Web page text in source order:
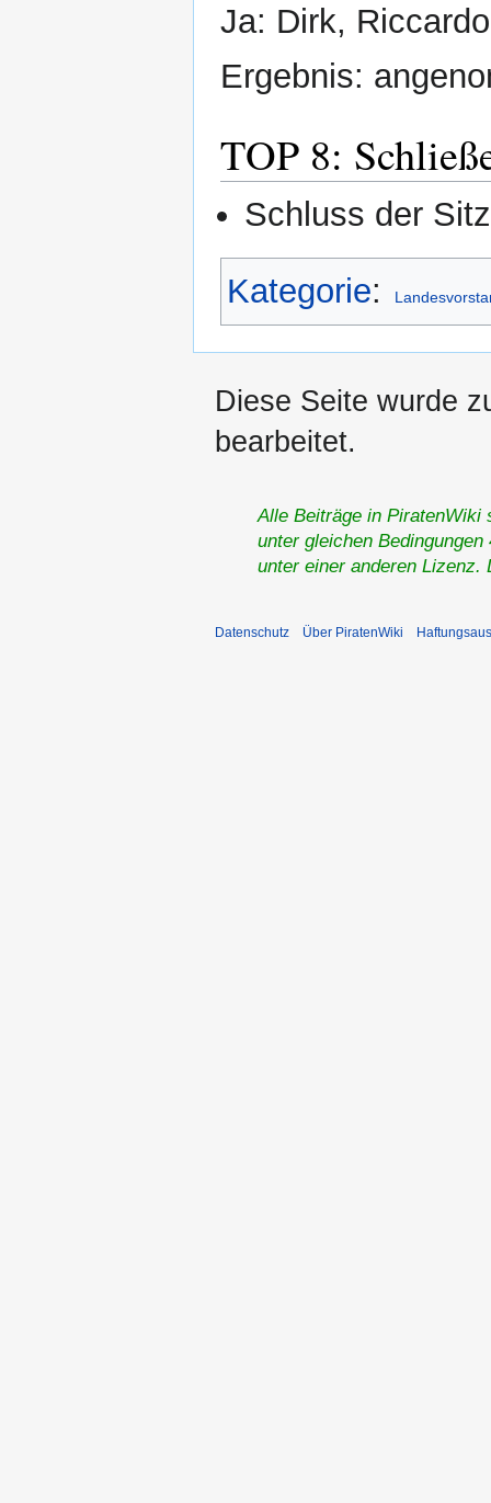
Ja: Dirk,
Ergebnis:
TOP 8:
Schluss der
Kategorie:
Diese Seite wurde
bearbeitet.
Alle Beiträge in PiratenWiki
unter gleichen
unter einer anderen
Datenschutz Über PiratenWiki